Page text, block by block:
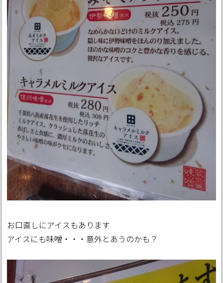
お口直しにアイスもあります
アイスにも味噌・・・意外とあうのかも？